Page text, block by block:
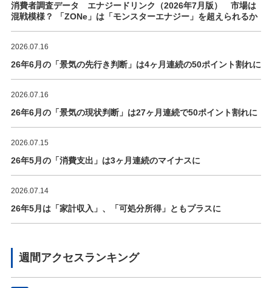
消費者調査データ エナジードリンク（2026年7月版） 市場は
混戦模様？ 「ZONe」は「モンスターエナジー」を超えられるか
2026.07.16
26年6月の「景気の先行き判断」は4ヶ月連続の50ポイント割れに
2026.07.16
26年6月の「景気の現状判断」は27ヶ月連続で50ポイント割れに
2026.07.15
26年5月の「消費支出」は3ヶ月連続のマイナスに
2026.07.14
26年5月は「家計収入」、「可処分所得」ともプラスに
週間アクセスランキング